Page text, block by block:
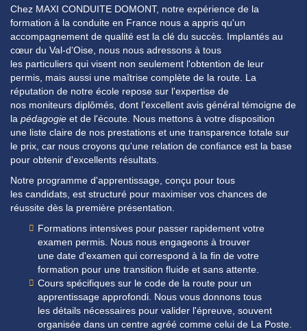
Chez MAXI CONDUITE DOMONT, notre expérience de la
formation à la conduite en France nous a appris qu'un
accompagnement de qualité est la clé du succès. Implantés au
cœur du Val-d'Oise, nous nous adressons à tous
les particuliers qui visent non seulement l'obtention de leur
permis, mais aussi une maîtrise complète de la route. La
réputation de notre école repose sur l'expertise de
nos moniteurs diplômés, dont l'excellent avis général témoigne de
la pédagogie et de l'écoute. Nous mettons à votre disposition
une liste claire de nos prestations et une transparence totale sur
le prix, car nous croyons qu'une relation de confiance est la base
pour obtenir d'excellents résultats.
Notre programme d'apprentissage, conçu pour tous
les candidats, est structuré pour maximiser vos chances de
réussite dès la première présentation.
Formations intensives pour passer rapidement votre
examen permis. Nous nous engageons à trouver
une date d'examen qui correspond à la fin de votre
formation pour une transition fluide et sans attente.
Cours spécifiques sur le code de la route pour un
apprentissage approfondi. Nous vous donnons tous
les détails nécessaires pour valider l'épreuve, souvent
organisée dans un centre agréé comme celui de La Poste.